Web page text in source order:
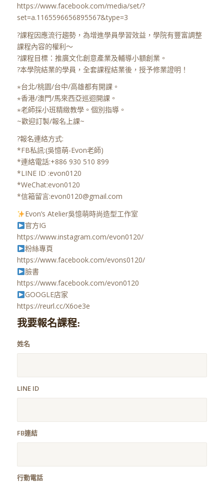
https://www.facebook.com/media/set/?
set=a.1165596656895567&type=3
?課程因應流行趨勢，為增進學員學習效益，學院有豐富調整
課程內容的權利～
?課程目標：推廣文化創意產業及輔導小額創業。
?本學院結業的學員，全套課程結業後，授予修業證明！
⋆台北/桃園/台中/高雄都有開課。
⋆香港/澳門/馬來西亞巡迴開課。
⋆老師採小班精緻教學。個別指導。
~歡迎訂製/報名上課~
?報名連絡方式:
*FB私訊:(吳憶萌-Evon老師)
*連絡電話:+886 930 510 899
*LINE ID :evon0120
*WeChat:evon0120
*信箱留言:evon0120@gmail.com
Evon’s Atelier吳憶萌時尚造型工作室
官方IG
https://www.instagram.com/evon0120/
粉絲專頁
https://www.facebook.com/evons0120/
臉書
https://www.facebook.com/evon0120
GOOGLE店家
https://reurl.cc/X6oe3e
我要報名課程:
姓名
LINE ID
FB連結
行動電話